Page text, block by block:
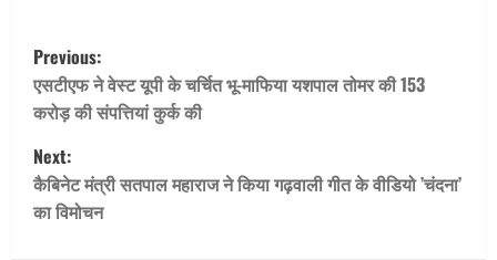
P
o
s
t
n
Previous:
एसटीएफ ने वेस्ट यूपी के चर्चित भू-माफिया यशपाल तोमर की 153
करोड़ की संपत्तियां कुर्क की
Next:
कैबिनेट मंत्री सतपाल महाराज ने किया गढ़वाली गीत के वीडियो ’चंदना’
का विमोचन